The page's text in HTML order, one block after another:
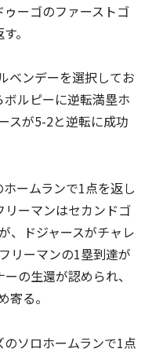
ーゴのファーストゴ
。
ベンデーを選択してお
ルピーに逆転満塁ホ
スが5-2と逆転に成功
ームランで1点を返し
ーマンはセカンドゴ
、ドジャースがチャレ
リーマンの1塁到達が
の生還が認められ、
寄る。
ソロホームランで1点